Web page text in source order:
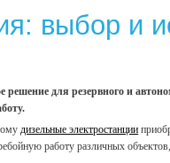
выбор и
для резервного и
дизельные электростанции
работу различных